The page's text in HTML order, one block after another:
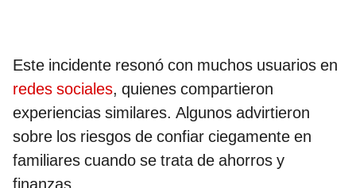
Este incidente resonó con muchos usuarios en
redes sociales, quienes compartieron
experiencias similares. Algunos advirtieron
sobre los riesgos de confiar ciegamente en
familiares cuando se trata de ahorros y